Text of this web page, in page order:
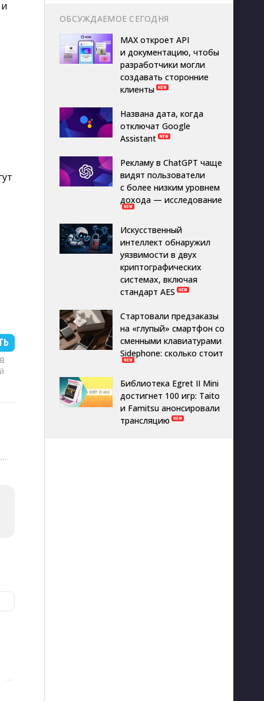
···
···
ОБСУЖДАЕМОЕ СЕГОДНЯ
MAX откроет API
и документацию, чтобы
разработчики могли
создавать сторонние
клиенты
Названа дата, когда
отключат Google
Assistant
Рекламу в ChatGPT чаще
видят пользователи
с более низким уровнем
дохода — исследование
Искусственный
интеллект обнаружил
уязвимости в двух
криптографических
системах, включая
стандарт AES
Стартовали предзаказы
на «глупый» смартфон со
сменными клавиатурами
Sidephone: сколько стоит
Библиотека Egret II Mini
достигнет 100 игр: Taito
и Famitsu анонсировали
трансляцию